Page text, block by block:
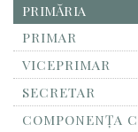
PRIMĂRIA
PRIMAR
VICEPRIMAR
SECRETAR
COMPONENȚA